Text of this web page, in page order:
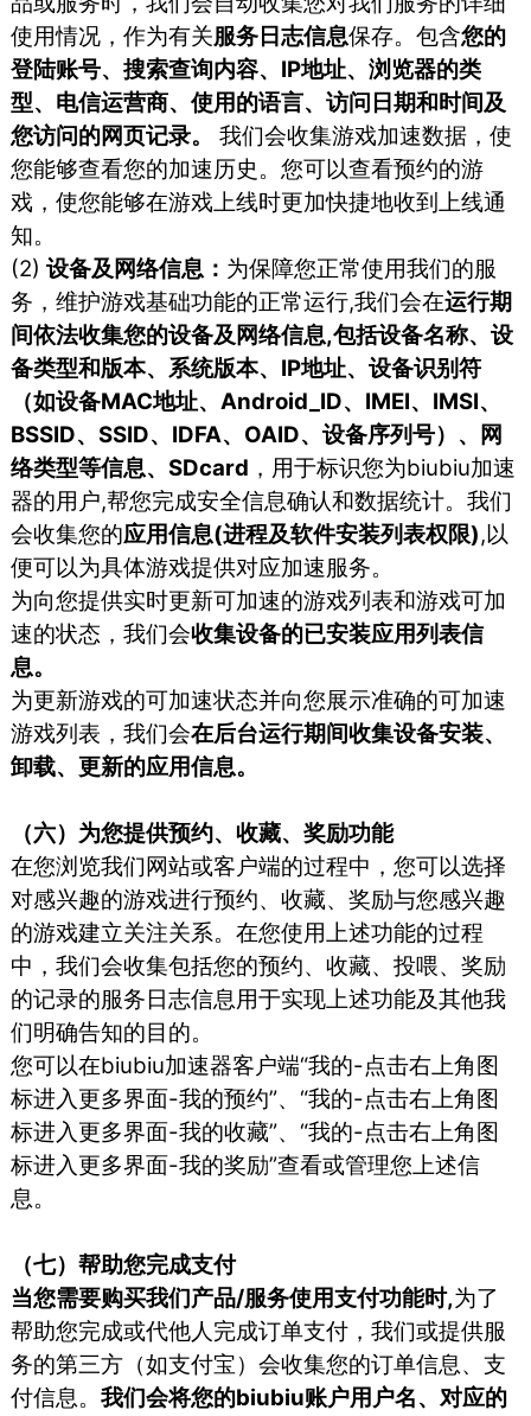
使⽤情况，作为有关服务⽇志信息保存。包含您的
登陆账号、搜索查询内容、IP地址、浏览器的类
型、电信运营商、使⽤的语⾔、访问⽇期和时间及
您访问的⽹⻚记录。
我们会收集游戏加速数据，使
您能够查看您的加速历史。您可以查看预约的游
戏，使您能够在游戏上线时更加快捷地收到上线通
知。
(2)设备及网络信息： 为保障您正常使用我们的服
务，维护游戏基础功能的正常运行,我们会在运行期
间依法收集您的设备及网络信息,包括设备名称、设
备类型和版本、系统版本、IP地址、设备识别符
（如设备MAC地址、Android_ID、IMEI、IMSI、
BSSID、SSID、IDFA、OAID、设备序列号）、网
络类型等信息、SDcard ，用于标识您为biubiu加速
器的用户,帮您完成安全信息确认和数据统计。我们
会收集您的应用信息(进程及软件安装列表权限),以
便可以为具体游戏提供对应加速服务。
为向您提供实时更新可加速的游戏列表和游戏可加
速的状态，我们会收集设备的已安装应用列表信
息。
为更新游戏的可加速状态并向您展示准确的可加速
游戏列表，我们会在后台运行期间收集设备安装、
卸载、更新的应用信息。
（六）为您提供预约、收藏、奖励功能
在您浏览我们网站或客户端的过程中，您可以选择
对感兴趣的游戏进行预约、收藏、奖励与您感兴趣
的游戏建立关注关系。在您使用上述功能的过程
中，我们会收集包括您的预约、收藏、投喂、奖励
的记录的服务日志信息用于实现上述功能及其他我
们明确告知的目的。
您可以在biubiu加速器客户端“我的-点击右上角图
标进入更多界面-我的预约”、“我的-点击右上角图
标进入更多界面-我的收藏”、“我的-点击右上角图
标进入更多界面-我的奖励”查看或管理您上述信
息。
（七）帮助您完成支付
当您需要购买我们产品/服务使用支付功能时,为了
帮助您完成或代他人完成订单支付，我们或提供服
务的第三方（如支付宝）会收集您的订单信息、支
付信息。我们会将您的biubiu账户用户名、对应的